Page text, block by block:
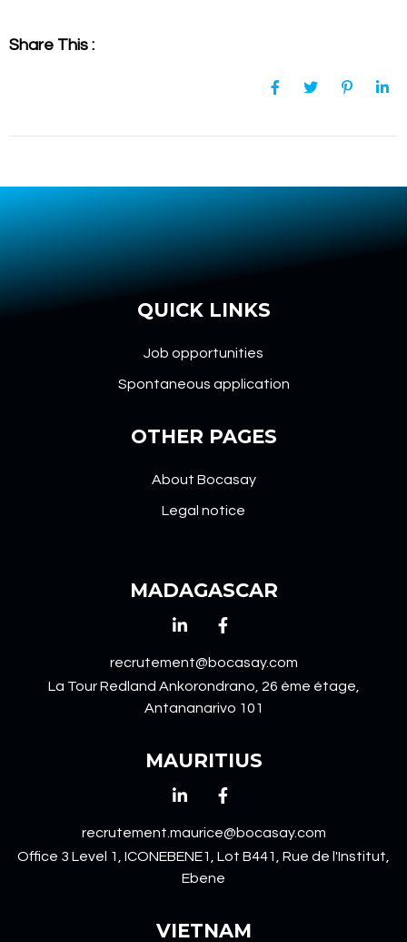
Share This :
QUICK LINKS
Job opportunities
Spontaneous application
OTHER PAGES
About Bocasay
Legal notice
MADAGASCAR
recrutement@bocasay.com
La Tour Redland Ankorondrano, 26 ème étage,
Antananarivo 101
MAURITIUS
recrutement.maurice@bocasay.com
Office 3 Level 1, ICONEBENE1, Lot B441, Rue de l'Institut,
Ebene
VIETNAM